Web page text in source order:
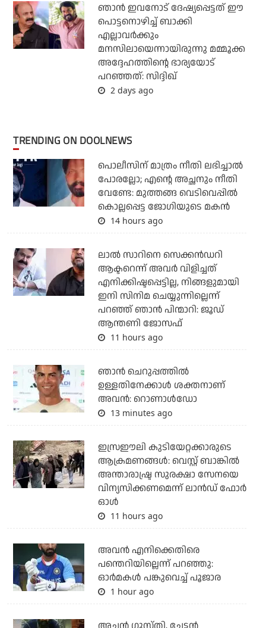
ഞാന്‍ ഇവനോട് ദേഷ്യപ്പെട്ടത് ഈ
പൊട്ടനൊഴിച്ച് ബാക്കി
എല്ലാവര്‍ക്കും
മനസിലായെന്നായിരുന്നു മമ്മൂക്ക
അദ്ദേഹത്തിന്റെ ഭാര്യയോട്
പറഞ്ഞത്: സിദ്ദിഖ്
2 days ago
TRENDING ON DOOLNEWS
പൊലീസിന് മാത്രം നീതി ലഭിച്ചാല്‍
പോരല്ലോ; എന്റെ അച്ഛനും നീതി
വേണ്ടേ: മുത്തങ്ങ വെടിവെപ്പില്‍
കൊല്ലപ്പെട്ട ജോഗിയുടെ മകന്‍
14 hours ago
ലാല്‍ സാറിനെ സെക്കന്‍ഡറി
ആക്ടറെന്ന് അവര്‍ വിളിച്ചത്
എനിക്കിഷ്ടപ്പെട്ടില്ല, നിങ്ങളുമായി
ഇനി സിനിമ ചെയ്യുന്നില്ലെന്ന്
പറഞ്ഞ് ഞാന്‍ പിന്മാറി: ജൂഡ്
ആന്തണി ജോസഫ്
11 hours ago
ഞാന്‍ ചെറുപ്പത്തില്‍
ഉള്ളതിനേക്കാള്‍ ശക്തനാണ്
അവന്‍: റൊണാള്‍ഡോ
13 minutes ago
ഇസ്രഈലി കുടിയേറ്റക്കാരുടെ
ആക്രമണങ്ങള്‍: വെസ്റ്റ് ബാങ്കില്‍
അന്താരാഷ്ട്ര സുരക്ഷാ സേനയെ
വിന്യസിക്കണമെന്ന് ലാന്‍ഡ് ഫോര്‍
ഓള്‍
11 hours ago
അവന്‍ എനിക്കെതിരെ
പന്തെറിയില്ലെന്ന് പറഞ്ഞു:
ഓര്‍മകള്‍ പങ്കുവെച്ച് പൂജാര
1 hour ago